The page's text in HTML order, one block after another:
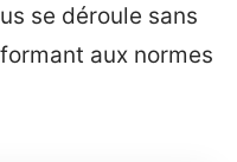
se déroule sans
aux normes